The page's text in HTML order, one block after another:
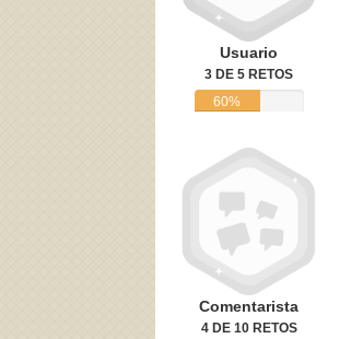
Usuario
3 DE 5 RETOS
60%
Comentarista
4 DE 10 RETOS